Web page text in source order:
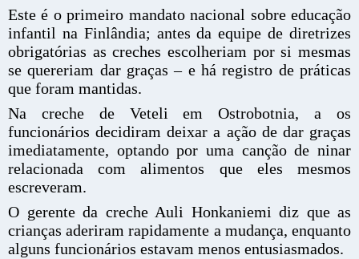
Este é o primeiro mandato nacional sobre educação
infantil na Finlândia; antes da equipe de diretrizes
obrigatórias as creches escolheriam por si mesmas
se quereriam dar graças – e há registro de práticas
que foram mantidas.
Na creche de Veteli em Ostrobotnia, a os
funcionários decidiram deixar a ação de dar graças
imediatamente, optando por uma canção de ninar
relacionada com alimentos que eles mesmos
escreveram.
O gerente da creche Auli Honkaniemi diz que as
crianças aderiram rapidamente a mudança, enquanto
alguns funcionários estavam menos entusiasmados.